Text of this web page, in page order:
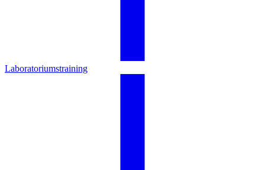
Laboratoriumstraining